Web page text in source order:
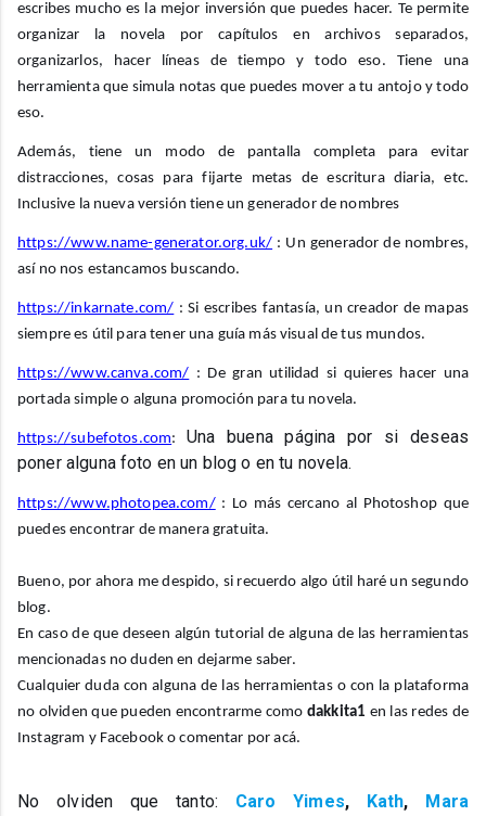
escribes mucho es la mejor inversión que puedes hacer. Te permite
organizar la novela por capítulos en archivos separados,
organizarlos, hacer líneas de tiempo y todo eso. Tiene una
herramienta que simula notas que puedes mover a tu antojo y todo
eso.
Además, tiene un modo de pantalla completa para evitar
distracciones, cosas para fijarte metas de escritura diaria, etc.
Inclusive la nueva versión tiene un generador de nombres
https://www.name-generator.org.uk/ : Un generador de nombres,
así no nos estancamos buscando.
https://inkarnate.com/ : Si escribes fantasía, un creador de mapas
siempre es útil para tener una guía más visual de tus mundos.
https://www.canva.com/ : De gran utilidad si quieres hacer una
portada simple o alguna promoción para tu novela.
https://subefotos.com: Una buena página por si deseas
poner alguna foto en un blog o en tu novela.
https://www.photopea.com/: Lo más cercano al Photoshop que
puedes encontrar de manera gratuita.
Bueno, por ahora me despido, si recuerdo algo útil haré un segundo
blog.
En caso de que deseen algún tutorial de alguna de las herramientas
mencionadas no duden en dejarme saber.
Cualquier duda con alguna de las herramientas o con la plataforma
no olviden que pueden encontrarme como dakkita1 en las redes de
Instagram y Facebook o comentar por acá.
No olviden que tanto: Caro Yimes, Kath, Mara